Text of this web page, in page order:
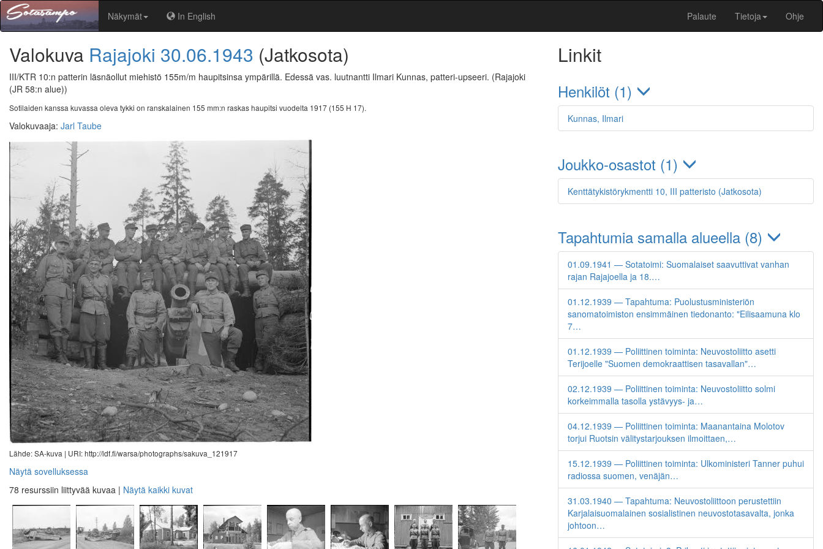
Näkymät In English Palaute Tietoja Ohje
Valokuva Rajajoki 30.06.1943 (Jatkosota)
III/KTR 10:n patterin läsnäollut miehistö 155m/m haupitsinsa ympärillä. Edessä vas. luutnantti Ilmari Kunnas, patteri-upseeri. (Rajajoki
(JR 58:n alue))
Sotilaiden kanssa kuvassa oleva tykki on ranskalainen 155 mm:n raskas haupitsi vuodelta 1917 (155 H 17).
Valokuvaaja: Jarl Taube
Lähde: SA-kuva | URI: http://ldf.fi/warsa/photographs/sakuva_121917
Näytä sovelluksessa
78 resurssiin liittyvää kuvaa | Näytä kaikki kuvat
Linkit
Henkilöt (1)
Kunnas, Ilmari
Joukko-osastot (1)
Kenttätykistörykmentti 10, III patteristo (Jatkosota)
Tapahtumia samalla alueella (8)
01.09.1941 — Sotatoimi: Suomalaiset saavuttivat vanhan
rajan Rajajoella ja 18.…
01.12.1939 — Tapahtuma: Puolustusministeriön
sanomatoimiston ensimmäinen tiedonanto: "Eilisaamuna klo
7…
01.12.1939 — Poliittinen toiminta: Neuvostoliitto asetti
Terijoelle "Suomen demokraattisen tasavallan"…
02.12.1939 — Poliittinen toiminta: Neuvostoliitto solmi
korkeimmalla tasolla ystävyys- ja…
04.12.1939 — Poliittinen toiminta: Maanantaina Molotov
torjui Ruotsin välitystarjouksen ilmoittaen,…
15.12.1939 — Poliittinen toiminta: Ulkoministeri Tanner puhui
radiossa suomen, venäjän…
31.03.1940 — Tapahtuma: Neuvostoliittoon perustettiin
Karjalaisuomalainen sosialistinen neuvostotasavalta, jonka
johtoon…